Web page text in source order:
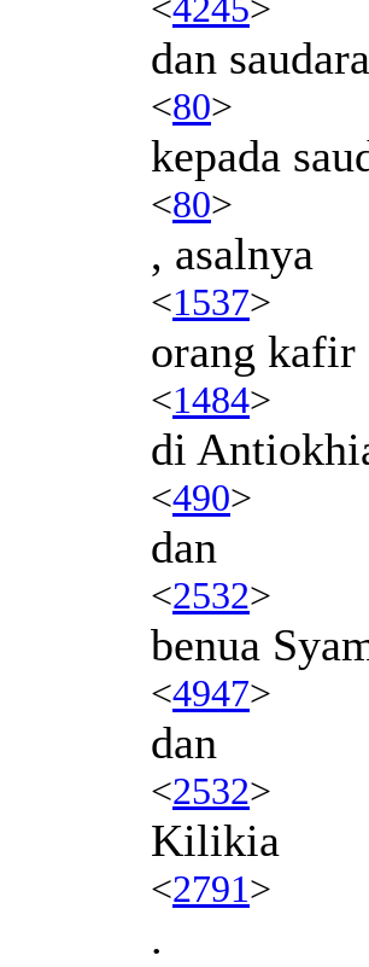
dan
<80>
kepada
<80>
, asalnya
<1537>
orang kafir
<1484>
di
<490>
dan
<2532>
benua
<4947>
dan
<2532>
Kilikia
<2791>
.